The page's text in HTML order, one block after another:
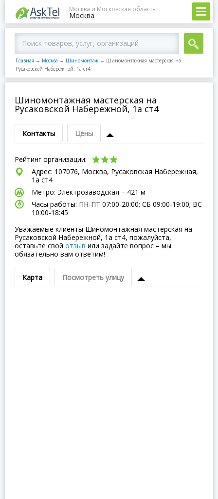
Москва и Московская область
Москва
Главная → Москва → Шиномонтаж → Шиномонтажная мастерская на
Русаковской Набережной, 1а ст4
Шиномонтажная мастерская на
Русаковской Набережной, 1а ст4
Контакты Цены
Рейтинг организации:
Адрес: 107076, Москва, Русаковская Набережная,
1а ст4
Метро: Электрозаводская – 421 м
Часы работы: ПН-ПТ 07:00-20:00; СБ 09:00-19:00; ВC
10:00-18:45
Уважаемые клиенты Шиномонтажная мастерская на
Русаковской Набережной, 1а ст4, пожалуйста,
оставьте свой отзыв или задайте вопрос – мы
обязательно вам ответим!
Карта Посмотреть улицу